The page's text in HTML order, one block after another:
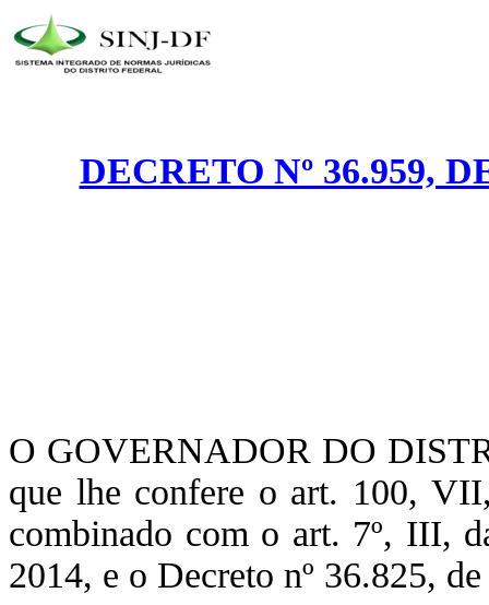
DECRETO Nº 36.959,
O GOVERNADOR DO
que lhe confere o art. 100,
combinado com o art. 7º, III,
2014, e o Decreto nº 36.825,